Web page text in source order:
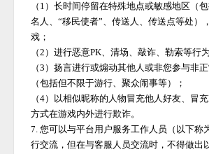
（ 1）长时间停留在特殊地点或敏感地区（
名人、“移民使者”、传送人、传送点等处）
戏；
（2）进行恶意PK、清场、敲诈、勒索等行为
（3）扬言进行或煽动其他人或非您参与非
（包括但不限于游行、聚众闹事等）；
（4）以相似昵称的人物冒充他人好友、冒
方式在游戏内外进行欺诈。
7. 您可以与平台用户服务工作人员（以下称
行交流，但在与客服人员交流时，不得做出